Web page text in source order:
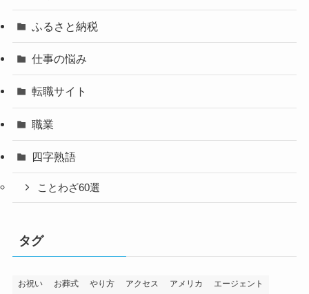
ふるさと納税
仕事の悩み
転職サイト
職業
四字熟語
ことわざ60選
タグ
お祝い お葬式 やり方 アクセス アメリカ エージェント